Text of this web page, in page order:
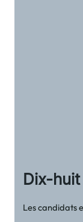
Dix-
Les candidats